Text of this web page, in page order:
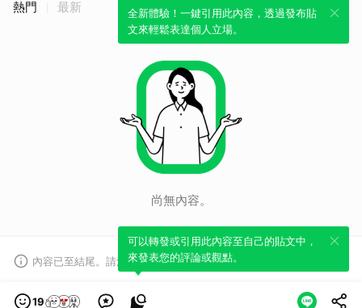
全新體驗！一鍵引用此內容，透過發布貼
文來輕鬆表達個人立場。
熱門 最新
尚無內容。
內容已至結尾。請注意，部分內容可能未顯示。
19
可以轉發或引用此內容至自己的貼文中，
來發表您的評論或觀點。